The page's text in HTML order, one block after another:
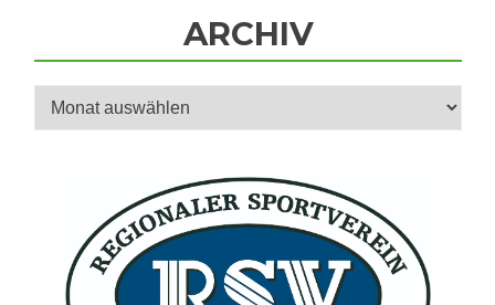
ARCHIV
Archiv